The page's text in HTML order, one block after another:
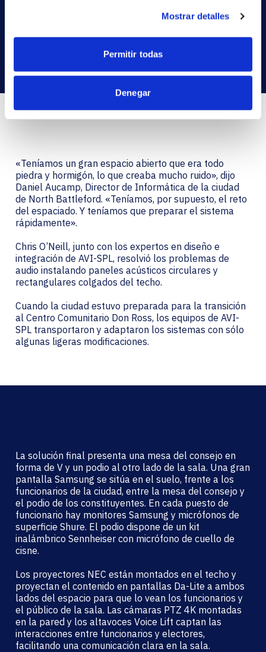
Mostrar detalles
Permitir todas
Denegar
sobre una mesa en el centro de la disposición de la
en cuenta la movilidad y la disposición del sistema en
«Teníamos un gran espacio abierto que era todo
piedra y hormigón, lo que creaba mucho ruido», dijo
Daniel Aucamp, Director de Informática de la ciudad
de North Battleford. «Teníamos, por supuesto, el reto
del espaciado. Y teníamos que preparar el sistema
rápidamente».
Chris O’Neill, junto con los expertos en diseño e
integración de AVI-SPL, resolvió los problemas de
audio instalando paneles acústicos circulares y
rectangulares colgados del techo.
Cuando la ciudad estuvo preparada para la transición
al Centro Comunitario Don Ross, los equipos de AVI-
SPL transportaron y adaptaron los sistemas con sólo
algunas ligeras modificaciones.
La solución final presenta una mesa del consejo en
forma de V y un podio al otro lado de la sala. Una gran
pantalla Samsung se sitúa en el suelo, frente a los
funcionarios de la ciudad, entre la mesa del consejo y
el podio de los constituyentes. En cada puesto de
funcionario hay monitores Samsung y micrófonos de
superficie Shure. El podio dispone de un kit
inalámbrico Sennheiser con micrófono de cuello de
cisne.
Los proyectores NEC están montados en el techo y
proyectan el contenido en pantallas Da-Lite a ambos
lados del espacio para que lo vean los funcionarios y
el público de la sala. Las cámaras PTZ 4K montadas
en la pared y los altavoces Voice Lift captan las
interacciones entre funcionarios y electores,
facilitando una comunicación clara en la sala.